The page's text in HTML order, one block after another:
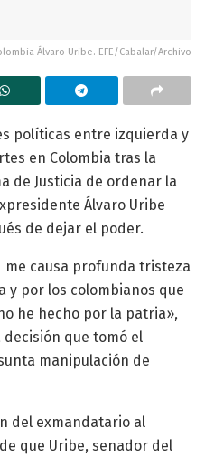
Álvaro Uribe. EFE/Cabalar/Archivo
políticas entre izquierda y
en Colombia tras la
de Justicia de ordenar la
Álvaro Uribe
de dejar el poder.
causa profunda tristeza
y por los colombianos que
he hecho por la patria»,
que tomó el
manipulación de
del exmandatario al
que Uribe, senador del